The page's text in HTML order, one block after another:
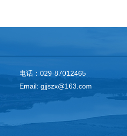
电话：029-87012465
Email: gjjszx@163.com